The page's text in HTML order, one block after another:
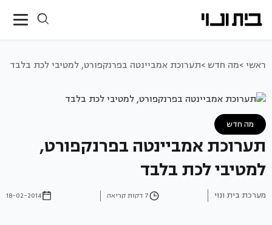
ראשי >מה חדש >תערוכת אמביינטה בפרנקפורט, למטיבי לכת בלבד
מה חדש
תערוכת אמביינטה בפרנקפורט,
למטיבי לכת בלבד
מערכת בית ונוי 7 דקות קריאה 18-02-2014